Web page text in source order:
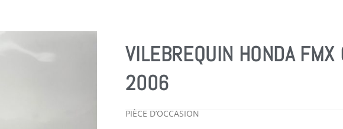
VILEBREQUIN HONDA
2006
PIÈCE D’OCCASION